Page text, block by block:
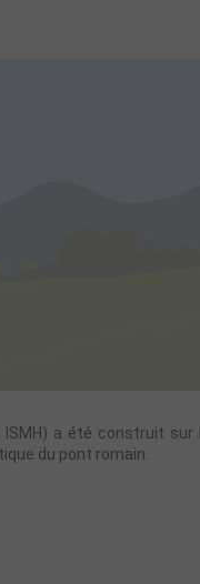
ISMH) a été construit sur
du pont romain.